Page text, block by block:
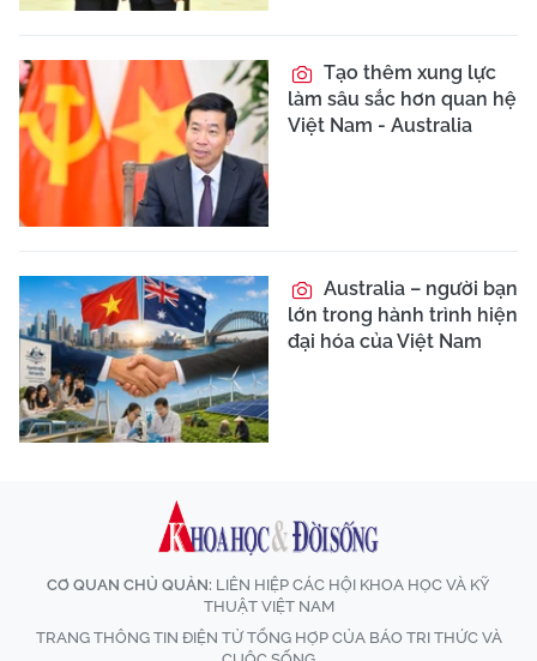
Tạo thêm xung lực
làm sâu sắc hơn quan hệ
Việt Nam - Australia
Australia – người bạn
lớn trong hành trình hiện
đại hóa của Việt Nam
CƠ QUAN CHỦ QUẢN: LIÊN HIỆP CÁC HỘI KHOA HỌC VÀ KỸ
THUẬT VIỆT NAM
TRANG THÔNG TIN ĐIỆN TỬ TỔNG HỢP CỦA BÁO TRI THỨC VÀ